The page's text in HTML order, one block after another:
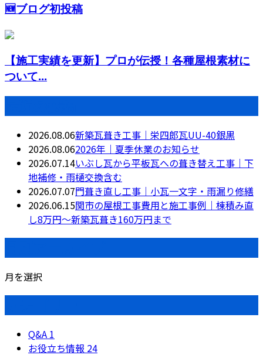
🆕ブログ初投稿
【施工実績を更新】プロが伝授！各種屋根素材に
ついて...
2026.08.06新築瓦葺き工事｜栄四郎瓦UU-40銀黒
2026.08.062026年｜夏季休業のお知らせ
2026.07.14いぶし瓦から平板瓦への葺き替え工事｜下
地補修・雨樋交換含む
2026.07.07門葺き直し工事｜小瓦一文字・雨漏り修繕
2026.06.15関市の屋根工事費用と施工事例｜棟積み直
し8万円〜新築瓦葺き160万円まで
月を選択
Q&A 1
お役立ち情報 24